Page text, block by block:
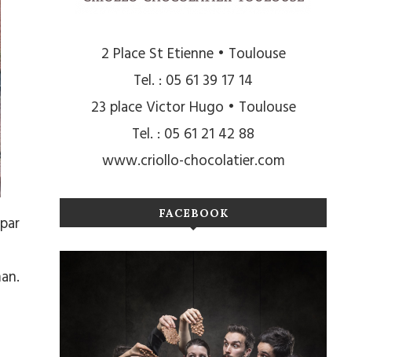
2 Place St Etienne • Toulouse
Tel. : 05 61 39 17 14
23 place Victor Hugo • Toulouse
Tel. : 05 61 21 42 88
www.criollo-chocolatier.com
FACEBOOK